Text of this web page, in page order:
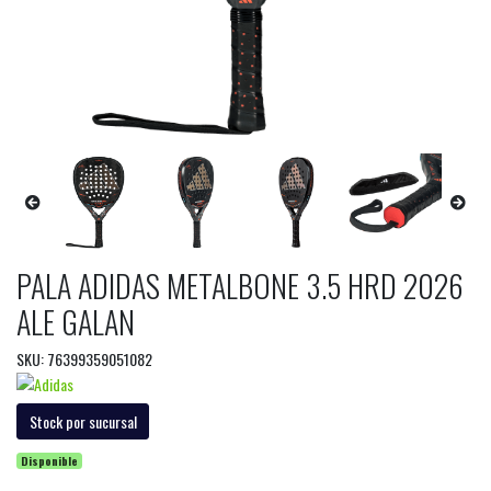
PALA ADIDAS METALBONE 3.5 HRD 2026
ALE GALAN
SKU: 76399359051082
Stock por sucursal
Disponible